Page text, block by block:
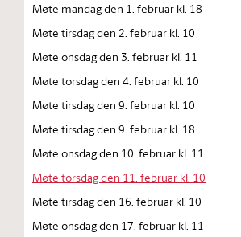
Møte mandag den 1. februar kl. 18
Møte tirsdag den 2. februar kl. 10
Møte onsdag den 3. februar kl. 11
Møte torsdag den 4. februar kl. 10
Møte tirsdag den 9. februar kl. 10
Møte tirsdag den 9. februar kl. 18
Møte onsdag den 10. februar kl. 11
Møte torsdag den 11. februar kl. 10
Møte tirsdag den 16. februar kl. 10
Møte onsdag den 17. februar kl. 11